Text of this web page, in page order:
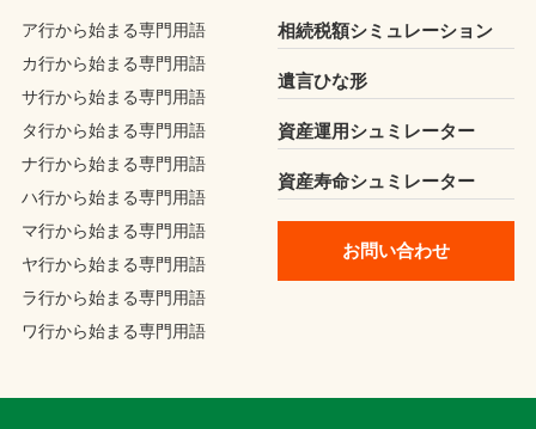
ア行から始まる専門用語
カ行から始まる専門用語
サ行から始まる専門用語
タ行から始まる専門用語
ナ行から始まる専門用語
ハ行から始まる専門用語
マ行から始まる専門用語
ヤ行から始まる専門用語
ラ行から始まる専門用語
ワ行から始まる専門用語
相続税額シミュレーション
遺言ひな形
資産運用シュミレーター
資産寿命シュミレーター
お問い合わせ